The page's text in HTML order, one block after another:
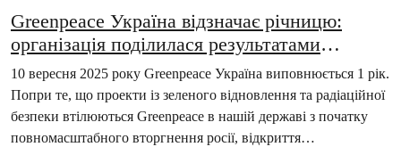
Greenpeace Україна відзначає річницю:
організація поділилася результатами
першого року роботи
10 вересня 2025 року Greenpeace Україна виповнюється 1 рік.
Попри те, що проекти із зеленого відновлення та радіаційної
безпеки втілюються Greenpeace в нашій державі з початку
повномасштабного вторгнення росії, відкриття…